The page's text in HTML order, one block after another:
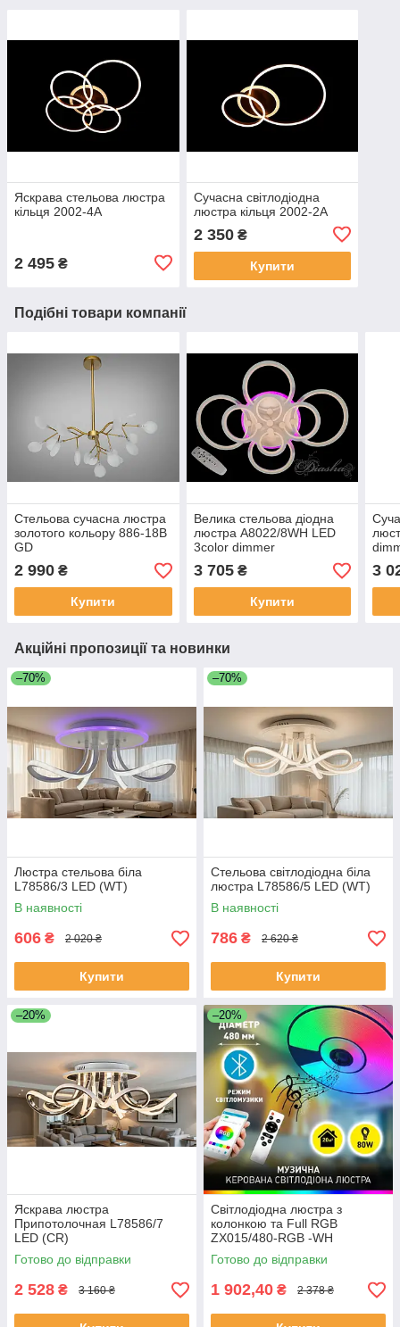
Яскрава стельова люстра
кільця 2002-4A
2 495 ₴
Сучасна світлодіодна
люстра кільця 2002-2A
2 350₴
Купити
Подібні товари компанії
Стельова сучасна люстра
золотого кольору 886-18B
GD
2 990 ₴
Купити
Велика стельова діодна
люстра A8022/8WH LED
3color dimmer
3 705₴
Купити
3
Акційні пропозиції та новинки
–70%
Люстра стельова біла
L78586/3 LED (WT)
В наявності
606 ₴ 2 020 ₴
Купити
–70%
Стельова світлодіодна біла
люстра L78586/5 LED (WT)
В наявності
786 ₴ 2 620 ₴
Купити
–20%
Яскрава люстра
Припотолочная L78586/7
LED (CR)
Готово до відправки
2 528 ₴ 3 160 ₴
–20%
Світлодіодна люстра з
колонкою та Full RGB
ZX015/480-RGB -WH
Готово до відправки
1 902,40 ₴ 2 378 ₴